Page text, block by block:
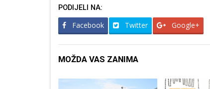
PODIJELI NA:
Facebook Twitter Google+
MOŽDA VAS ZANIMA